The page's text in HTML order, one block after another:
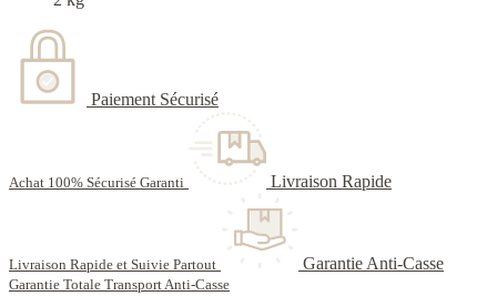
Paiement Sécurisé
Achat 100% Sécurisé Garanti Livraison Rapide
Livraison Rapide et Suivie Partout Garantie Anti-Casse
Garantie Totale Transport Anti-Casse